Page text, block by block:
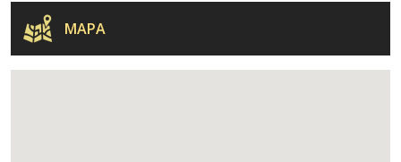
MAPA